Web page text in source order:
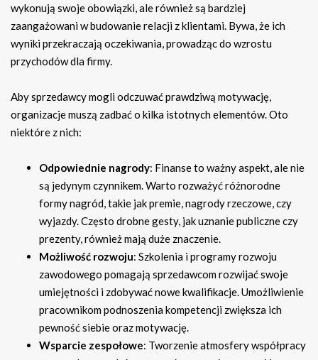
wykonują swoje obowiązki, ale również są bardziej
zaangażowani w budowanie relacji z klientami. Bywa, że ich
wyniki przekraczają oczekiwania, prowadząc do wzrostu
przychodów dla firmy.
Aby sprzedawcy mogli odczuwać prawdziwą motywację,
organizacje muszą zadbać o kilka istotnych elementów. Oto
niektóre z nich:
Odpowiednie nagrody: Finanse to ważny aspekt, ale nie
są jedynym czynnikem. Warto rozważyć różnorodne
formy nagród, takie jak premie, nagrody rzeczowe, czy
wyjazdy. Często drobne gesty, jak uznanie publiczne czy
prezenty, również mają duże znaczenie.
Możliwość rozwoju: Szkolenia i programy rozwoju
zawodowego pomagają sprzedawcom rozwijać swoje
umiejętności i zdobywać nowe kwalifikacje. Umożliwienie
pracownikom podnoszenia kompetencji zwiększa ich
pewność siebie oraz motywację.
Wsparcie zespołowe: Tworzenie atmosfery współpracy